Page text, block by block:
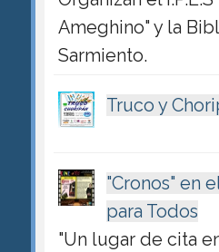
Ameghino" y la
Sarmiento.
Truco y
"Cronos" en
para Todos
"Un lugar de cita